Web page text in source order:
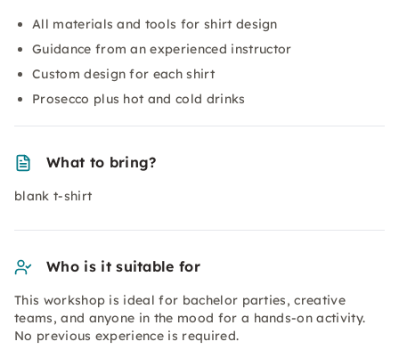
All materials and tools for shirt design
Guidance from an experienced instructor
Custom design for each shirt
Prosecco plus hot and cold drinks
What to bring?
blank t-shirt
Who is it suitable for
This workshop is ideal for bachelor parties, creative
teams, and anyone in the mood for a hands-on activity.
No previous experience is required.